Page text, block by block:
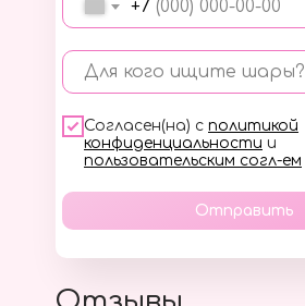
+7
Для кого ищите шары?
Согласен(на) с политикой
конфиденциальности и
пользовательским согл-ем
Отправить